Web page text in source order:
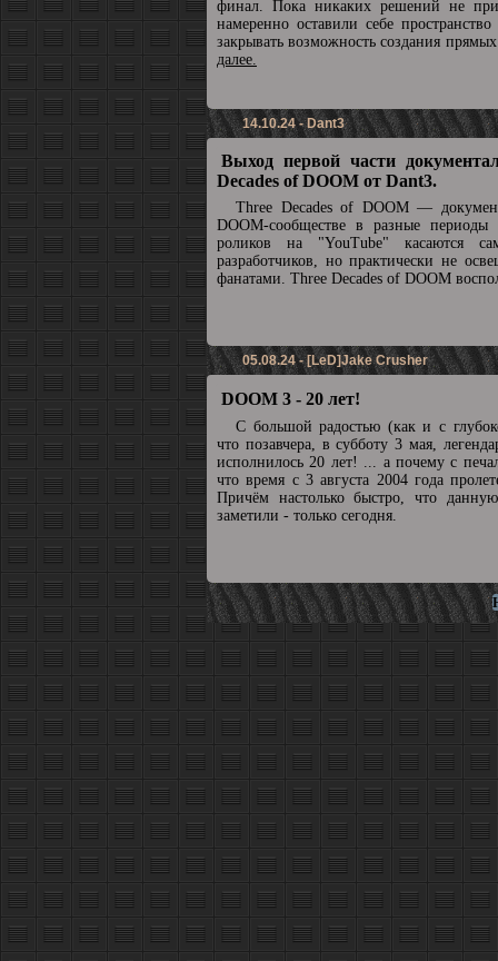
финал. Пока никаких решений не
намеренно оставили себе
закрывать возможность создания
далее.
14.10.24 - Dant3
Выход первой части
Decades of DOOM от Dant3.
Three Decades of DOOM —
DOOM-сообществе в разные периоды
роликов на "YouTube" касаются
разработчиков, но практически не
фанатами. Three Decades of DOOM
05.08.24 - [LeD]Jake Crusher
DOOM 3 - 20 лет!
С большой радостью (как и с
что позавчера, в субботу 3 мая,
исполнилось 20 лет! ... а почему с
что время с 3 августа 2004 года
Причём настолько быстро, что
заметили - только сегодня.